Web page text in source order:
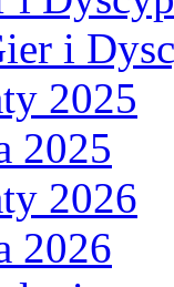
i
2025
2025
2026
2026